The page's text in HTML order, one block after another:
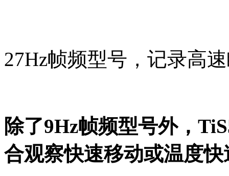
27Hz帧频型号，记录高
除了9Hz帧频型号外，
合观察快速移动或温度